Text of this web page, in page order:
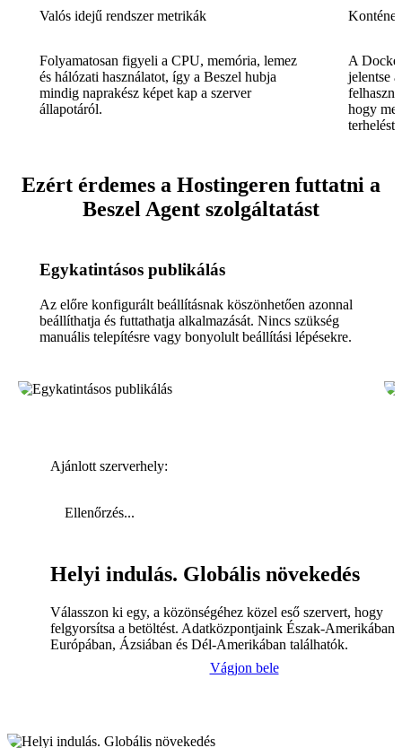
Valós idejű rendszer metrikák
Folyamatosan figyeli a CPU, memória, lemez
és hálózati használatot, így a Beszel hubja
mindig naprakész képet kap a szerver
állapotáról.
A
jelentse
hogy
terhelést.
Ezért érdemes a Hostingeren futtatni a
Beszel Agent szolgáltatást
Egykatintásos publikálás
Az előre konfigurált beállításnak köszönhetően azonnal
beállíthatja és futtathatja alkalmazását. Nincs szükség
manuális telepítésre vagy bonyolult beállítási lépésekre.
Ajánlott szerverhely:
Ellenőrzés...
Helyi indulás. Globális növekedés
Válasszon ki egy, a közönségéhez közel eső szervert, hogy
felgyorsítsa a betöltést. Adatközpontjaink Észak-Amerikában,
Európában, Ázsiában és Dél-Amerikában találhatók.
Vágjon bele